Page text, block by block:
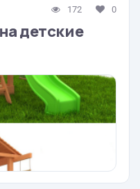
172 0
детские